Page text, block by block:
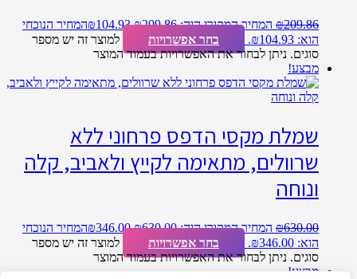
₪209.86 המחיר המקורי היה: ₪209.86. ₪104.93
המחיר הנוכחי
הוא: ₪104.93.
בחר אפשרויות
למוצר זה יש מספר
סוגים. ניתן לבחור את האפשרויות בעמוד המוצר
מבצע!
שמלת מקסי הדפס פרחוני ללא
שרוולים, מתאימה לקייץ ולאביב, קלה
ונוחה
₪630.00 המחיר המקורי היה: ₪630.00. ₪346.00
המחיר הנוכחי
הוא: ₪346.00.
בחר אפשרויות
למוצר זה יש מספר
סוגים. ניתן לבחור את האפשרויות בעמוד המוצר
מבצע!